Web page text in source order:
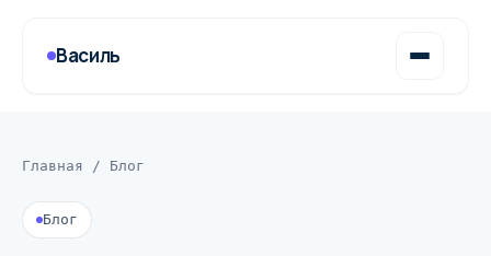
Василь
Главная / Блог
Блог